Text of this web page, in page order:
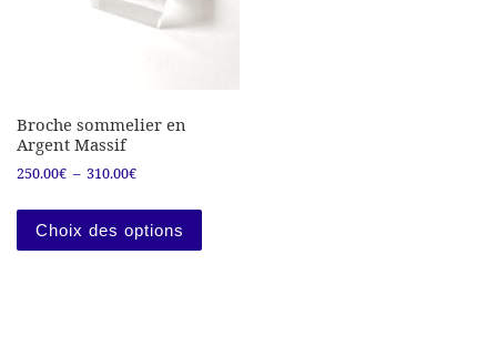
Broche sommelier en
Argent Massif
250.00€ – 310.00€Plage de prix : 250.00€ à 310.00€
Choix des options
Ce produit a plusieurs variations.